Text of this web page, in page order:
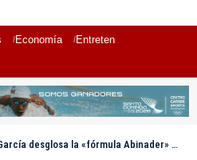
Economía Entretenimiento
«fórmula Abinader» tras resultados de la encuesta Gallup